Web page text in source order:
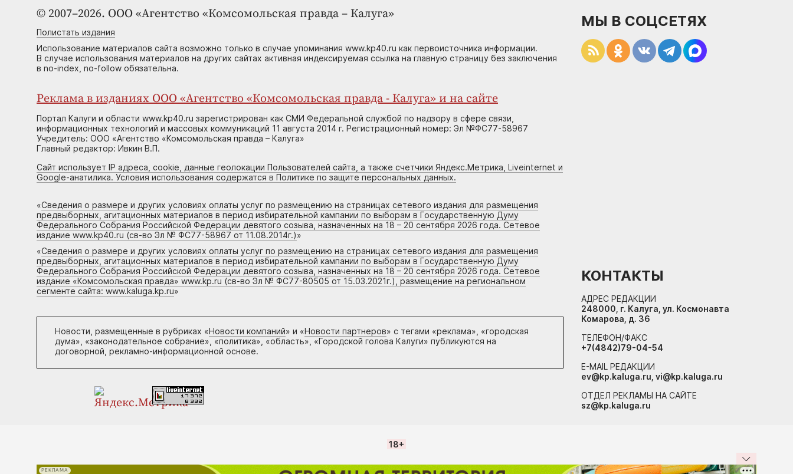
© 2007–2026. ООО «Агентство «Комсомольская правда – Калуга»
Полистать издания
Использование материалов сайта возможно только в случае упоминания www.kp40.ru как первоисточника информации.
В случае использования материалов на других сайтах активная индексируемая ссылка на главную страницу без заключения
в no-index, no-follow обязательна.
Реклама в изданиях ООО «Агентство «Комсомольская правда - Калуга» и на сайте
Портал Калуги и области www.kp40.ru зарегистрирован как СМИ Федеральной службой по надзору в сфере связи,
информационных технологий и массовых коммуникаций 11 августа 2014 г. Регистрационный номер: Эл №ФС77-58967
Учредитель: ООО «Агентство «Комсомольская правда – Калуга»
Главный редактор: Ивкин В.П.
Сайт использует IP адреса, cookie, данные геолокации Пользователей сайта, а также счетчики Яндекс.Метрика, Liveinternet и
Google-анатилика. Условия использования содержатся в Политике по защите персональных данных.
«Сведения о размере и других условиях оплаты услуг по размещению на страницах сетевого издания для размещения
предвыборных, агитационных материалов в период избирательной кампании по выборам в Государственную Думу
Федерального Собрания Российской Федерации девятого созыва, назначенных на 18 – 20 сентября 2026 года. Сетевое
издание www.kp40.ru (св-во Эл № ФС77-58967 от 11.08.2014г.)»
«Сведения о размере и других условиях оплаты услуг по размещению на страницах сетевого издания для размещения
предвыборных, агитационных материалов в период избирательной кампании по выборам в Государственную Думу
Федерального Собрания Российской Федерации девятого созыва, назначенных на 18 – 20 сентября 2026 года. Сетевое
издание «Комсомольская правда» www.kp.ru (св-во Эл № ФС77-80505 от 15.03.2021г.), размещение на региональном
сегменте сайта: www.kaluga.kp.ru»
Новости, размещенные в рубриках «Новости компаний» и «Новости партнеров» с тегами «реклама», «городская
дума», «законодательное собрание», «политика», «область», «Городской голова Калуги» публикуются на
договорной, рекламно-информационной основе.
МЫ В СОЦСЕТЯХ
КОНТАКТЫ
АДРЕС РЕДАКЦИИ
248000, г. Калуга, ул. Космонавта
Комарова, д. 36
ТЕЛЕФОН/ФАКС
+7(4842)79-04-54
E-MAIL РЕДАКЦИИ
ev@kp.kaluga.ru, vi@kp.kaluga.ru
ОТДЕЛ РЕКЛАМЫ НА САЙТЕ
sz@kp.kaluga.ru
18+
РЕКЛАМА